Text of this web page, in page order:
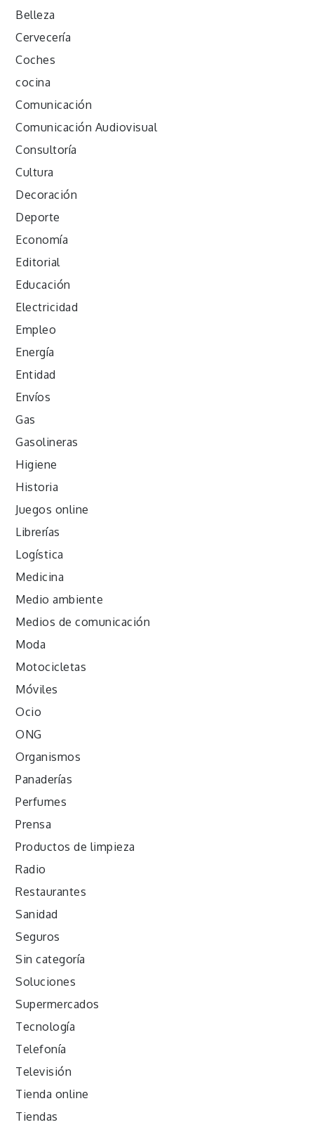
Belleza
Cervecería
Coches
cocina
Comunicación
Comunicación Audiovisual
Consultoría
Cultura
Decoración
Deporte
Economía
Editorial
Educación
Electricidad
Empleo
Energía
Entidad
Envíos
Gas
Gasolineras
Higiene
Historia
Juegos online
Librerías
Logística
Medicina
Medio ambiente
Medios de comunicación
Moda
Motocicletas
Móviles
Ocio
ONG
Organismos
Panaderías
Perfumes
Prensa
Productos de limpieza
Radio
Restaurantes
Sanidad
Seguros
Sin categoría
Soluciones
Supermercados
Tecnología
Telefonía
Televisión
Tienda online
Tiendas